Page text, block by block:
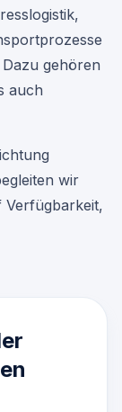
gehören
auch
wir
Verfügbarkeit,